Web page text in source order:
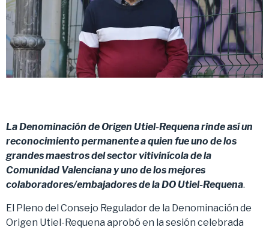
La Denominación de Origen Utiel-Requena rinde así un
reconocimiento permanente a quien fue uno de los
grandes maestros del sector vitivinícola de la
Comunidad Valenciana y uno de los mejores
colaboradores/embajadores de la DO Utiel-Requena.
El Pleno del Consejo Regulador de la Denominación de
Origen Utiel-Requena aprobó en la sesión celebrada